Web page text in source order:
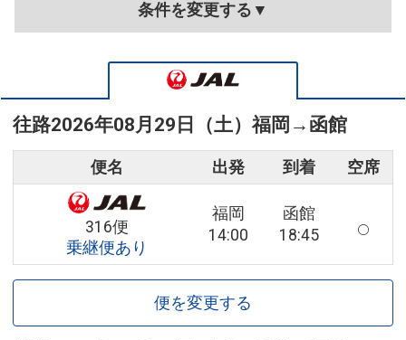
条件を変更する▼
往路2026年08月29日（土）福岡 → 函館
便名 出発 到着 空席
316便
乗継便あり
福岡
14:00
函館
18:45
便を変更する